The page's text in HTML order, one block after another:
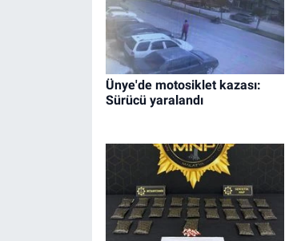
Ünye'de motosiklet kazası:
Sürücü yaralandı